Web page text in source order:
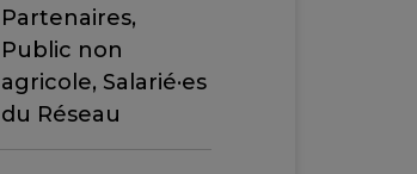
Partenaires,
Public non
agricole, Salarié·es
du Réseau